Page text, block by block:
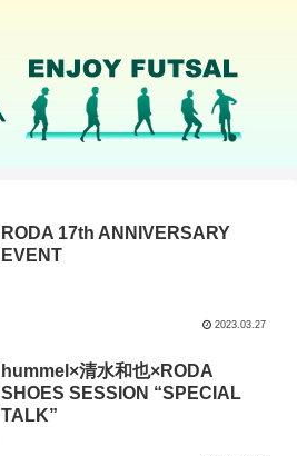
RODA 17th ANNIVERSARY
EVENT
2023.03.27
hummel×清水和也×RODA
SHOES SESSION “SPECIAL
TALK”